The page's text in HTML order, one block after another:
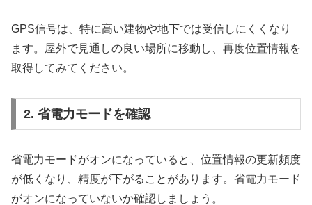
GPS信号は、特に高い建物や地下では受信しにくくなり
ます。屋外で見通しの良い場所に移動し、再度位置情報を
取得してみてください。
2. 省電力モードを確認
省電力モードがオンになっていると、位置情報の更新頻度
が低くなり、精度が下がることがあります。省電力モード
がオンになっていないか確認しましょう。